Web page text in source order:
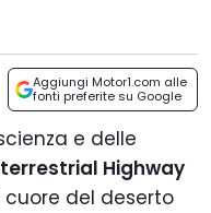
Aggiungi Motor1.com alle
fonti preferite su Google
e delle
Highway
del deserto